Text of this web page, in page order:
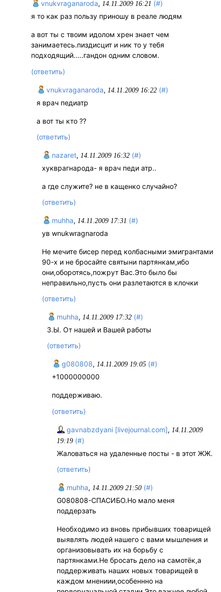
vnukvraganaroda, 14.11.2009 16:21 (#)
я то как раз пользу приношу в реале людям
а вот ты с твоим идолом хрен знает чем
занимаетесь.пиздисцит и ник то у тебя
подходящий.....гандон одним словом.
(ответить)
vnukvraganaroda, 14.11.2009 16:22 (#)
я врач педиатр
а вот ты кто ??
(ответить)
nazaret, 14.11.2009 16:32 (#)
хукврагнарода- я врач педи атр..
а где служите? не в кащенко случайно?
(ответить)
muhha, 14.11.2009 17:31 (#)
ув wnukwragnaroda
Не мечите бисер перед колбасными эмигрантами
90-х и не бросайте святыни партянкам,ибо
они,оборотясь,пожрут Вас.Это было бы
неправильно,пусть они разлетаются в клочки
(ответить)
muhha, 14.11.2009 17:32 (#)
З.Ы. От нашей и Вашей работы
(ответить)
g080808, 14.11.2009 19:05 (#)
+1000000000
поддерживаю.
(ответить)
gavnabzdyani [livejournal.com], 14.11.2009
19:19 (#)
Жаловаться на удаленные посты - в этот ЖЖ.
(ответить)
muhha, 14.11.2009 21:50 (#)
G080808-СПАСИБО.Но мало меня
поддерзать
Необходимо из вновь прибывших товарищей
выявлять людей нашего с вами мышления и
организовывать их на борьбу с
партянками.Не бросать дело на самотёк,а
поддерживать наших новых товарищей в
каждом мнениии,особеннно на